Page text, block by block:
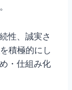
性、誠実さ
積極的にし
・仕組み化